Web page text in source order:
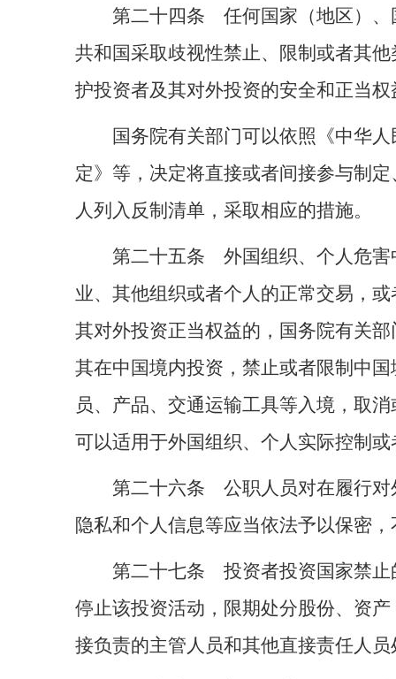
第二十四条 任何国家（地区）、
共和国采取歧视性禁止、限制或者其
护投资者及其对外投资的安全和正当
国务院有关部门可以依照《中华
定》等，决定将直接或者间接参与制
人列入反制清单，采取相应的措施。
第二十五条 外国组织、个人危害
业、其他组织或者个人的正常交易，
其对外投资正当权益的，国务院有关
其在中国境内投资，禁止或者限制中
员、产品、交通运输工具等入境，取
可以适用于外国组织、个人实际控制
第二十六条 公职人员对在履行对
隐私和个人信息等应当依法予以保密
第二十七条 投资者投资国家禁止
停止该投资活动，限期处分股份、资
接负责的主管人员和其他直接责任人